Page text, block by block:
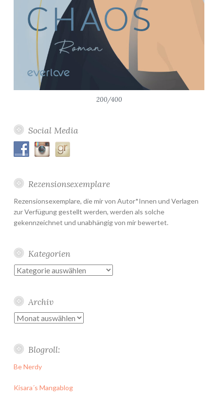
200/400
Social Media
Rezensionsexemplare
Rezensionsexemplare, die mir von Autor*Innen und Verlagen
zur Verfügung gestellt werden, werden als solche
gekennzeichnet und unabhängig von mir bewertet.
Kategorien
Kategorien
Archiv
Archiv
Blogroll:
Be Nerdy
Kisara´s Mangablog